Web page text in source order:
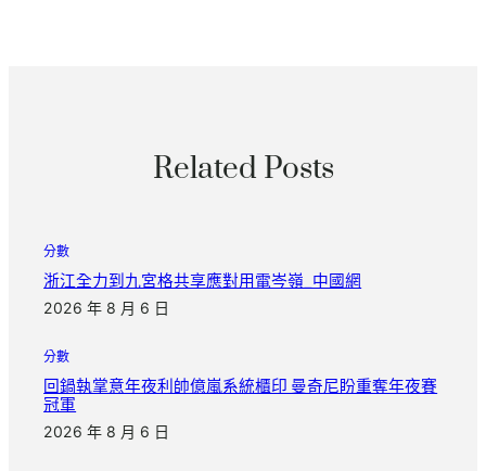
Related Posts
分數
浙江全力到九宮格共享應對用電岑嶺_中國網
2026 年 8 月 6 日
分數
回鍋執掌意年夜利帥億嵐系統櫃印 曼奇尼盼重奪年夜賽
冠軍
2026 年 8 月 6 日